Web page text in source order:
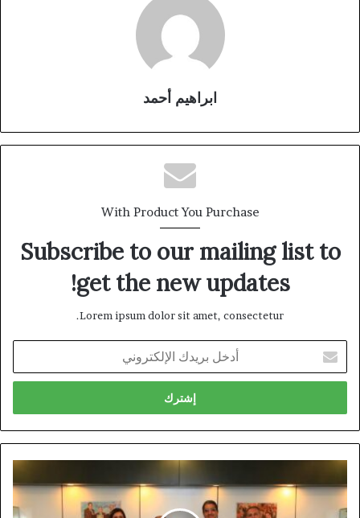
ابراهيم أحمد
With Product You Purchase
Subscribe to our mailing list to
get the new updates!
Lorem ipsum dolor sit amet, consectetur.
بريدك
الإلكتروني